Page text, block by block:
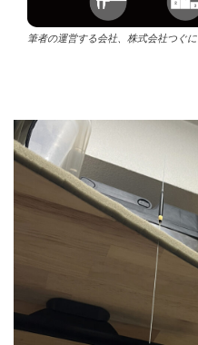
筆者の運営する会社、株式会社つぐに